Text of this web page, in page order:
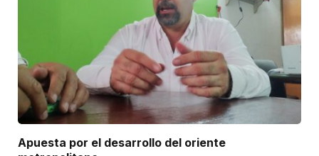
Apuesta por el desarrollo del oriente